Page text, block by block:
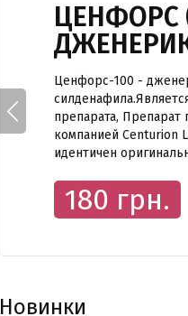
ЦЕНФОРС
Ценфорс-100 -
препарата, Препарат
компанией Centurion
идентичен
180 грн.
Новинки